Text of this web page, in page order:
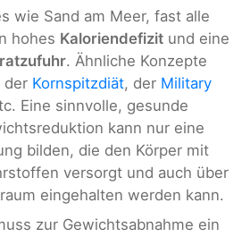
wie Sand am Meer, fast alle
hohes Kaloriendefizit und eine
. Ähnliche Konzepte
der Kornspitzdiät, der Military
Eine sinnvolle, gesunde
kann nur eine
bilden, die den Körper mit
versorgt und auch über
eingehalten werden kann.
zur Gewichtsabnahme ein